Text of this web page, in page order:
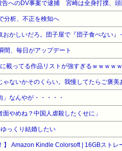
分析、不正を検知へ
間、毎日がアップデート
載ってる作品リストが強すぎるｗｗｗｗｗ
」なんやが・・・・・
やめね？中国人虐殺したくせに」
っくり結婚したい